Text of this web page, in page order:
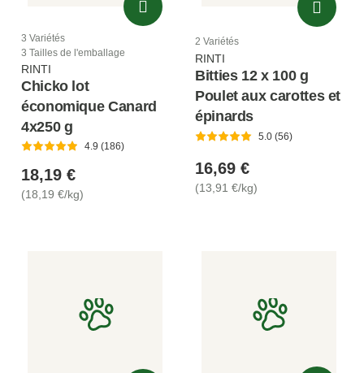
3 Variétés
3 Tailles de l'emballage
RINTI
Chicko lot
économique Canard
4x250 g
4.9 (186)
18,19 €
(18,19 €/kg)
2 Variétés
RINTI
Bitties 12 x 100 g
Poulet aux carottes et
épinards
5.0 (56)
16,69 €
(13,91 €/kg)